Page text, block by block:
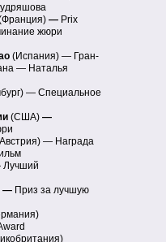
— Prix
жюри
(Испания) — Гран-
— Наталья
— Специальное
(США) —
— Награда
— Приз за лучшую